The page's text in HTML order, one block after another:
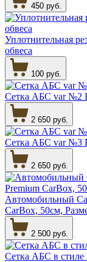
450 руб.
Уплотнительная
обвеса
100 руб.
Сетка АБС var №2
2 650 руб.
Сетка АБС var №3
2 650 руб.
Автомобильный
CarBox, 50см,
2 500 руб.
Сетка АБС в стиле